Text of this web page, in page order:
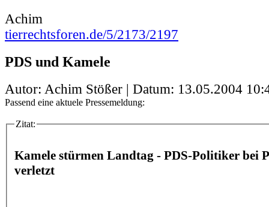
Achim
tierrechtsforen.de/5/2173/2197
PDS und Kamele
Autor: Achim Stößer | Datum: 13.05.2004
Passend eine aktuele Pressemeldung:
Zitat:
Kamele stürmen Landtag - PDS-Politiker bei
verletzt